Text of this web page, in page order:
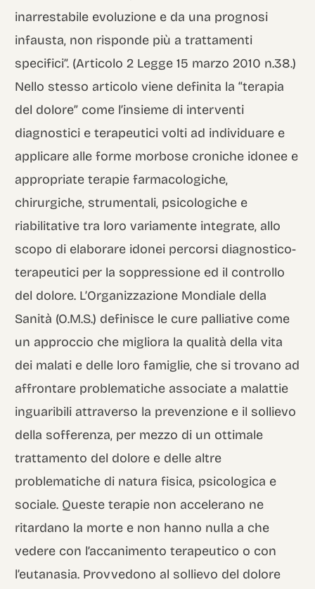
inarrestabile evoluzione e da una prognosi
infausta, non risponde più a trattamenti
specifici”. (Articolo 2 Legge 15 marzo 2010 n.38.)
Nello stesso articolo viene definita la “terapia
del dolore” come l’insieme di interventi
diagnostici e terapeutici volti ad individuare e
applicare alle forme morbose croniche idonee e
appropriate terapie farmacologiche,
chirurgiche, strumentali, psicologiche e
riabilitative tra loro variamente integrate, allo
scopo di elaborare idonei percorsi diagnostico-
terapeutici per la soppressione ed il controllo
del dolore. L’Organizzazione Mondiale della
Sanità (O.M.S.) definisce le cure palliative come
un approccio che migliora la qualità della vita
dei malati e delle loro famiglie, che si trovano ad
affrontare problematiche associate a malattie
inguaribili attraverso la prevenzione e il sollievo
della sofferenza, per mezzo di un ottimale
trattamento del dolore e delle altre
problematiche di natura fisica, psicologica e
sociale. Queste terapie non accelerano ne
ritardano la morte e non hanno nulla a che
vedere con l’accanimento terapeutico o con
l’eutanasia. Provvedono al sollievo del dolore